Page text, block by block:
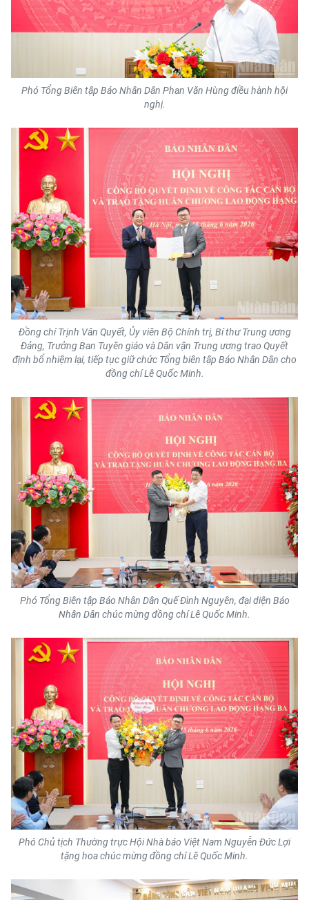
Media Du lịch
Media Thể thao
Media Giáo dục
Media Y tế
Media Khoa học - Công nghệ
Media Môi trường
Ảnh
Infographic
TIN MỚI
TIN ĐỊA PHƯƠNG
Trung du và miền núi phía Bắc
Bắc Trung Bộ
Duyên hải Nam Trung Bộ và Tây
Nguyên
Đông Nam Bộ
Đồng bằng sông Cửu Long
Chuyên trang Hà Nội
Chuyên trang TP. Hồ Chí Minh
CHUYÊN ĐỀ
CÁC CHUYÊN TRANG
VỀ BÁO NHÂN DÂN
THỜI NAY
NHÂN DÂN CUỐI TUẦN
NHÂN DÂN HẰNG THÁNG
MUA BÁO
ĐỌC BÁO IN
Phó Tổng Biên tập Báo Nhân Dân Phan Văn Hùng điều hành hội
nghị.
Đồng chí Trịnh Văn Quyết, Ủy viên Bộ Chính trị, Bí thư Trung ương
Đảng, Trưởng Ban Tuyên giáo và Dân vận Trung ương trao Quyết
định bổ nhiệm lại, tiếp tục giữ chức Tổng biên tập Báo Nhân Dân cho
đồng chí Lê Quốc Minh.
Phó Tổng Biên tập Báo Nhân Dân Quế Đình Nguyên, đại diện Báo
Nhân Dân chúc mừng đồng chí Lê Quốc Minh.
Phó Chủ tịch Thường trực Hội Nhà báo Việt Nam Nguyễn Đức Lợi
tặng hoa chúc mừng đồng chí Lê Quốc Minh.